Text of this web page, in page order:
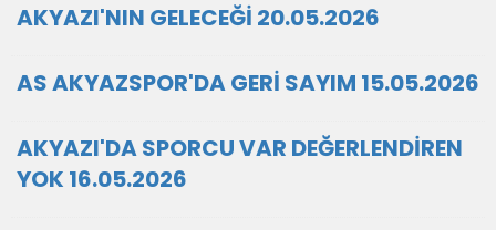
AKYAZI'NIN GELECEĞİ 20.05.2026
AS AKYAZSPOR'DA GERİ SAYIM 15.05.2026
AKYAZI'DA SPORCU VAR DEĞERLENDİREN
YOK 16.05.2026